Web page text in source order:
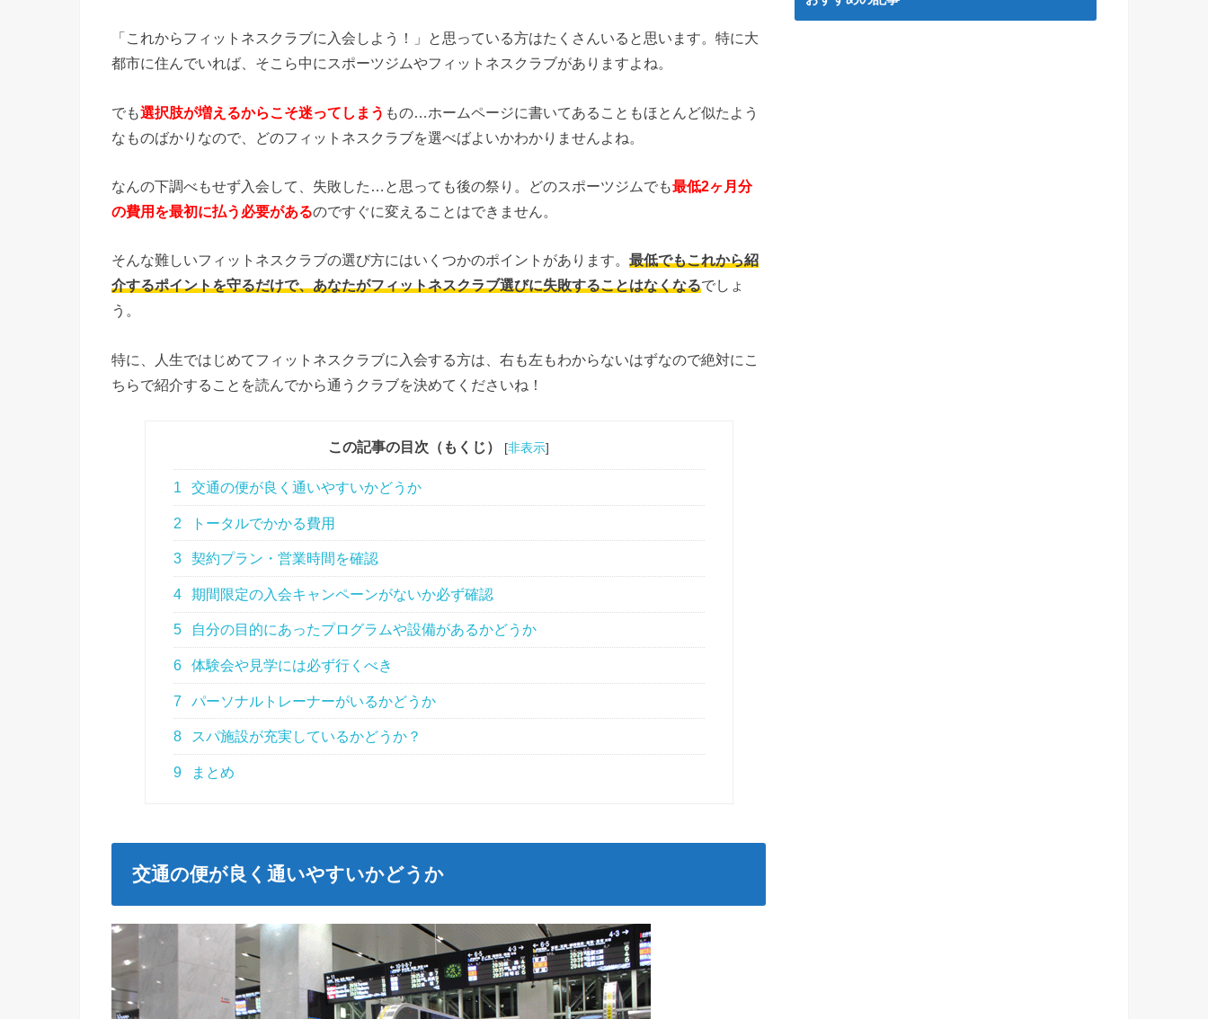
「これからフィットネスクラブに入会しよう！」と思っている方はたくさんいると思います。特に大
都市に住んでいれば、そこら中にスポーツジムやフィットネスクラブがありますよね。
でも選択肢が増えるからこそ迷ってしまう もの…ホームページに書いてあることもほとんど似たよう
なものばかりなので、どのフィットネスクラブを選べばよいかわかりませんよね。
なんの下調べもせず入会して、失敗した…と思っても後の祭り。どのスポーツジムでも最低2ヶ月分
の費用を最初に払う必要があるのですぐに変えることはできません。
そんな難しいフィットネスクラブの選び方にはいくつかのポイントがあります。 最低でもこれから紹
介するポイントを守るだけで、あなたがフィットネスクラブ選びに失敗することはなくなるでしょ
う。
特に、人生ではじめてフィットネスクラブに入会する方は、右も左もわからないはずなので絶対にこ
ちらで紹介することを読んでから通うクラブを決めてくださいね！
この記事の目次（もくじ） [非表示]
1 交通の便が良く通いやすいかどうか
2 トータルでかかる費用
3 契約プラン・営業時間を確認
4 期間限定の入会キャンペーンがないか必ず確認
5 自分の目的にあったプログラムや設備があるかどうか
6 体験会や見学には必ず行くべき
7 パーソナルトレーナーがいるかどうか
8 スパ施設が充実しているかどうか？
9 まとめ
交通の便が良く通いやすいかどうか